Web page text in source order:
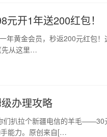
开1年送200红包！
黄金会员，秒返200元红包
先从这里…
办理攻略
们扒拉个新疆电信的羊毛
能力。原创来自[…